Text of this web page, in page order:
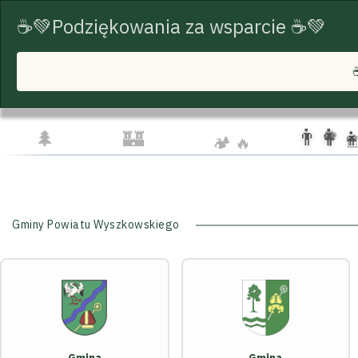
START TRASY ROWEROWE TURYSTYKA
☁️ 🦅
🌲 🏰 🏕️ 🔥 🌳
👨‍👩‍👧‍👦
Gminy Powiatu Wyszkowskiego
☕💚Podziękowania za wsparcie ☕💚
☕❤️ Serdecznie